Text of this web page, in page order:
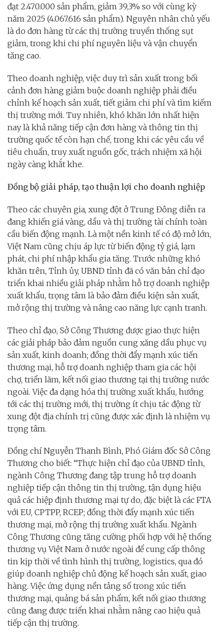
đạt 2.470.000 sản phẩm, giảm 39,3% so với cùng kỳ
năm 2025 (4.067.616 sản phẩm). Nguyên nhân chủ yếu
là do đơn hàng từ các thị trường truyền thống sụt
giảm, trong khi chi phí nguyên liệu và vận chuyển
tăng cao.
Theo doanh nghiệp, việc duy trì sản xuất trong bối
cảnh đơn hàng giảm buộc doanh nghiệp phải điều
chỉnh kế hoạch sản xuất, tiết giảm chi phí và tìm kiếm
thị trường mới. Tuy nhiên, khó khăn lớn nhất hiện
nay là khả năng tiếp cận đơn hàng và thông tin thị
trường quốc tế còn hạn chế, trong khi các yêu cầu về
tiêu chuẩn, truy xuất nguồn gốc, trách nhiệm xã hội
ngày càng khắt khe.
Đồng bộ giải pháp, tạo thuận lợi cho doanh nghiệp
Theo các chuyên gia, xung đột ở Trung Đông diễn ra
đang khiến giá vàng, dầu và thị trường tài chính toàn
cầu biến động mạnh. Là một nền kinh tế có độ mở lớn,
Việt Nam cũng chịu áp lực từ biến động tỷ giá, lạm
phát, chi phí nhập khẩu gia tăng. Trước những khó
khăn trên, Tỉnh ủy, UBND tỉnh đã có văn bản chỉ đạo
triển khai nhiều giải pháp nhằm hỗ trợ doanh nghiệp
xuất khẩu, trọng tâm là bảo đảm điều kiện sản xuất,
mở rộng thị trường và nâng cao năng lực cạnh tranh.
Theo chỉ đạo, Sở Công Thương được giao thực hiện
các giải pháp bảo đảm nguồn cung xăng dầu phục vụ
sản xuất, kinh doanh; đồng thời đẩy mạnh xúc tiến
thương mại, hỗ trợ doanh nghiệp tham gia các hội
chợ, triển lãm, kết nối giao thương tại thị trường nước
ngoài. Việc đa dạng hóa thị trường xuất khẩu, hướng
tới các thị trường mới, thị trường ít chịu tác động từ
xung đột địa chính trị cũng được xác định là nhiệm vụ
trọng tâm.
Đồng chí Nguyễn Thanh Bình, Phó Giám đốc Sở Công
Thương cho biết: “Thực hiện chỉ đạo của UBND tỉnh,
ngành Công Thương đang tập trung hỗ trợ doanh
nghiệp tiếp cận thông tin thị trường, tận dụng hiệu
quả các hiệp định thương mại tự do, đặc biệt là các FTA
với EU, CPTPP, RCEP; đồng thời đẩy mạnh xúc tiến
thương mại, mở rộng thị trường xuất khẩu. Ngành
Công Thương cũng tăng cường phối hợp với hệ thống
thương vụ Việt Nam ở nước ngoài để cung cấp thông
tin kịp thời về tình hình thị trường, logistics, qua đó
giúp doanh nghiệp chủ động kế hoạch sản xuất, giao
hàng. Việc ứng dụng nền tảng số trong xúc tiến
thương mại, quảng bá sản phẩm, kết nối giao thương
cũng đang được triển khai nhằm nâng cao hiệu quả
tiếp cận thị trường.